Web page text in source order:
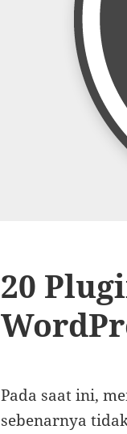
20
Pada saat ini,
sebenarnya